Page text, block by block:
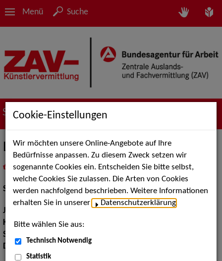
Menü Suche
Suche nach Künstler*innen
Luzie Juckenburg
als PDF speichern
inMeine Merklistelegen
Schauspiel:Bühne
Jahrgang:
Körpergröße:160 cm
Sprachen:
Dialekte:
Berlinerisch, Lausitzisch
Cookie-Einstellungen
Wir möchten unsere Online-Angebote auf Ihre
Bedürfnisse anpassen. Zu diesem Zweck setzen wir
sogenannte Cookies ein. Entscheiden Sie bitte selbst,
welche Cookies Sie zulassen. Die Arten von Cookies
werden nachfolgend beschrieben. Weitere Informationen
erhalten Sie in unserer
Datenschutzerklärung
Bitte wählen Sie aus:
Technisch Notwendig
Statistik